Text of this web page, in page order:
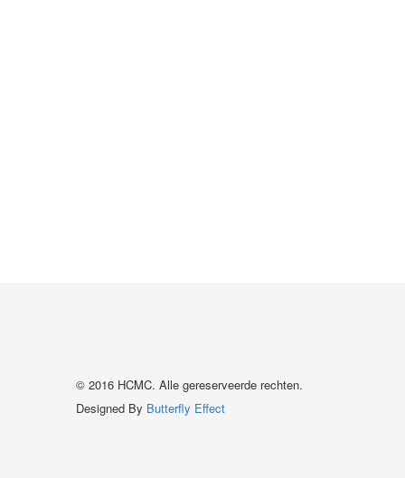
© 2016 HCMC. Alle gereserveerde rechten.
Designed By Butterfly Effect